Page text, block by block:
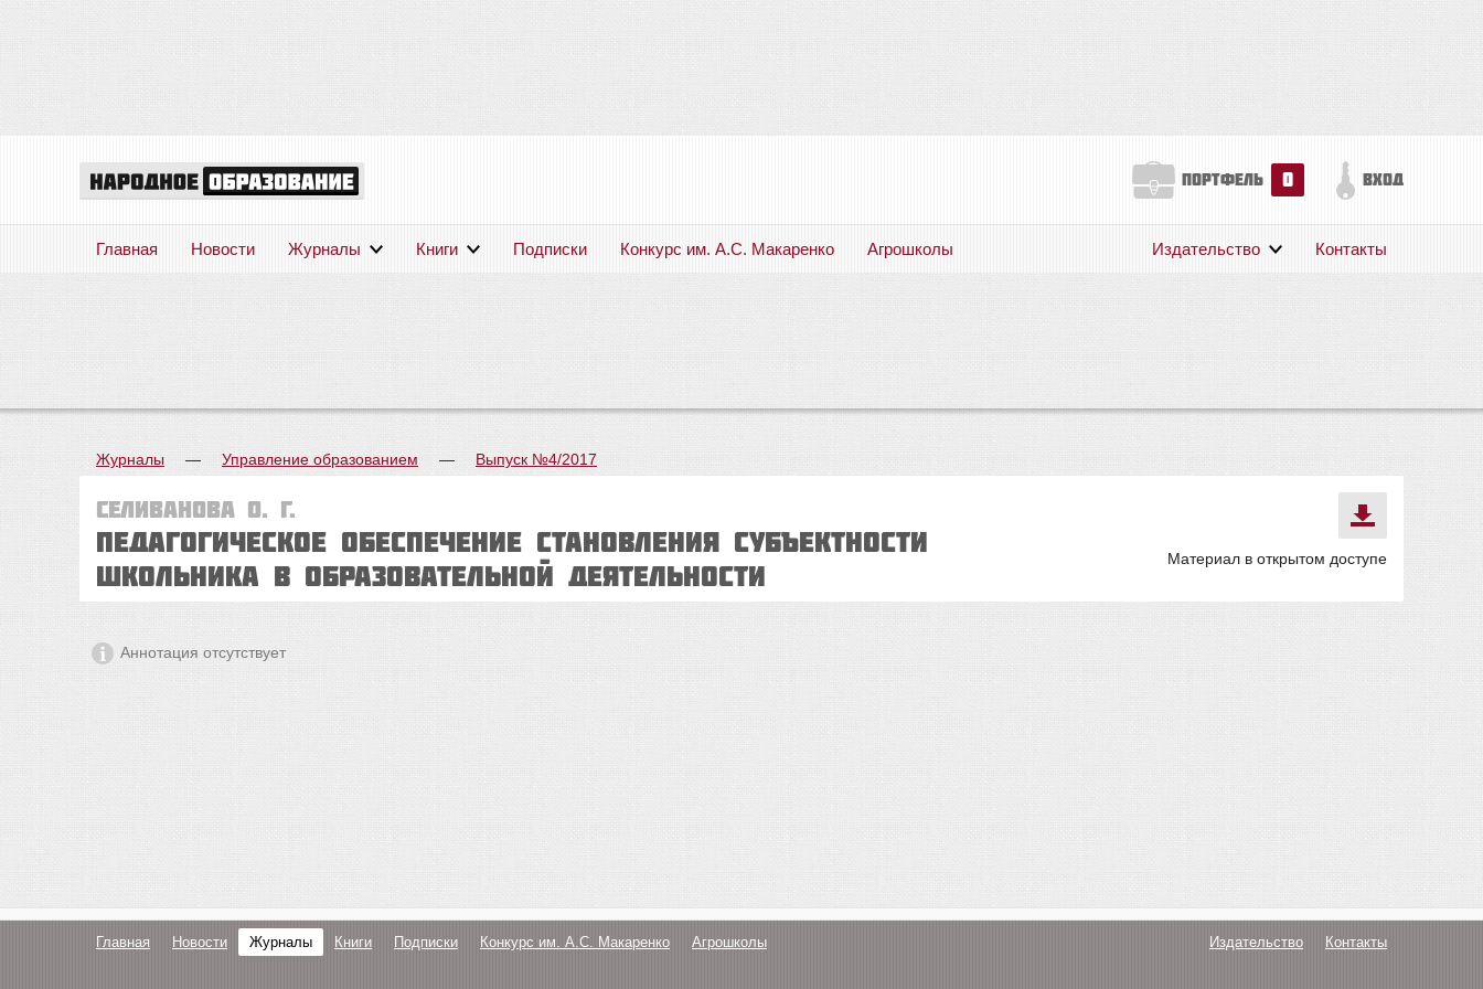
портфель 0 вход
Главная Новости Журналы Книги Подписки Конкурс им. А.С. Макаренко Агрошколы Издательство Контакты
Журналы — Управление образованием — Выпуск №4/2017
Селиванова О. Г.
Педагогическое обеспечение становления субъектности
школьника в образовательной деятельности
Материал в открытом доступе
Аннотация отсутствует
Главная Новости Журналы Книги Подписки Конкурс им. А.С. Макаренко Агрошколы Издательство Контакты